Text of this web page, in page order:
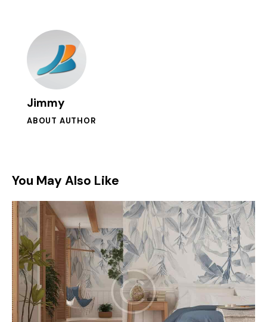
Jimmy
ABOUT AUTHOR
You May Also Like